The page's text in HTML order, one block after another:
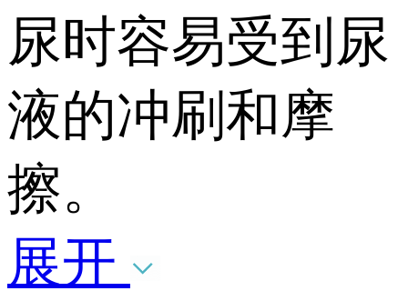
尿时容易受到尿
液的冲刷和摩
擦。
展开